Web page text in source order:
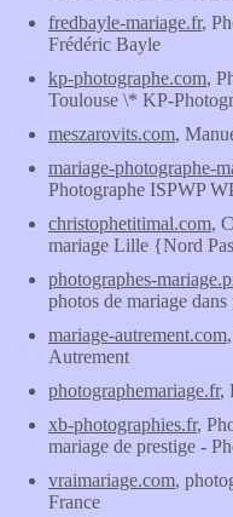
fredbayle-mariage.fr,
Frédéric Bayle
kp-photographe.com,
Toulouse \* KP-
meszarovits.com,
mariage-photographe-
Photographe ISPWP
christophetitimal.com,
mariage Lille {Nord
photographes-
photos de mariage
mariage-autrement.com
Autrement
photographemariage.fr,
xb-photographies.fr,
mariage de prestige -
vraimariage.com,
France